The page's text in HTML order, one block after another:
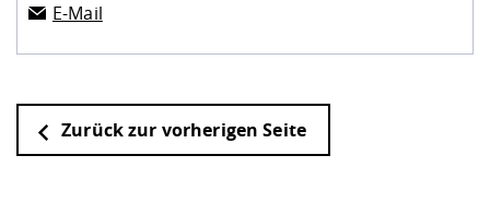
E-Mail
Zurück zur vorherigen Seite